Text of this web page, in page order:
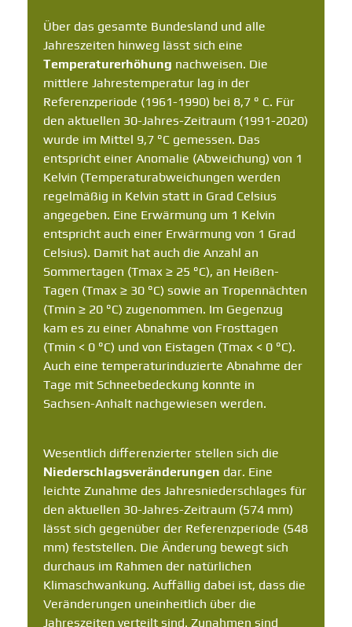
Über das gesamte Bundesland und alle
Jahreszeiten hinweg lässt sich eine
Temperaturerhöhung nachweisen. Die
mittlere Jahrestemperatur lag in der
Referenzperiode (1961-1990) bei 8,7 ° C. Für
den aktuellen 30-Jahres-Zeitraum (1991-2020)
wurde im Mittel 9,7 °C gemessen. Das
entspricht einer Anomalie (Abweichung) von 1
Kelvin (Temperaturabweichungen werden
regelmäßig in Kelvin statt in Grad Celsius
angegeben. Eine Erwärmung um 1 Kelvin
entspricht auch einer Erwärmung von 1 Grad
Celsius). Damit hat auch die Anzahl an
Sommertagen (Tmax ≥ 25 °C), an Heißen-
Tagen (Tmax ≥ 30 °C) sowie an Tropennächten
(Tmin ≥ 20 °C) zugenommen. Im Gegenzug
kam es zu einer Abnahme von Frosttagen
(Tmin < 0 °C) und von Eistagen (Tmax < 0 °C).
Auch eine temperaturinduzierte Abnahme der
Tage mit Schneebedeckung konnte in
Sachsen-Anhalt nachgewiesen werden.
Wesentlich differenzierter stellen sich die
Niederschlagsveränderungen dar. Eine
leichte Zunahme des Jahresniederschlages für
den aktuellen 30-Jahres-Zeitraum (574 mm)
lässt sich gegenüber der Referenzperiode (548
mm) feststellen. Die Änderung bewegt sich
durchaus im Rahmen der natürlichen
Klimaschwankung. Auffällig dabei ist, dass die
Veränderungen uneinheitlich über die
Jahreszeiten verteilt sind. Zunahmen sind